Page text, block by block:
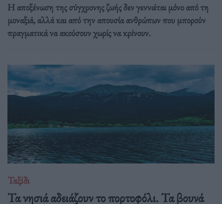
Η αποξένωση της σύγχρονης ζωής δεν γεννιέται μόνο από τη
μοναξιά, αλλά και από την απουσία ανθρώπων που μπορούν
πραγματικά να ακούσουν χωρίς να κρίνουν.
Ταξίδι
Τα νησιά αδειάζουν το πορτοφόλι. Τα βουνά